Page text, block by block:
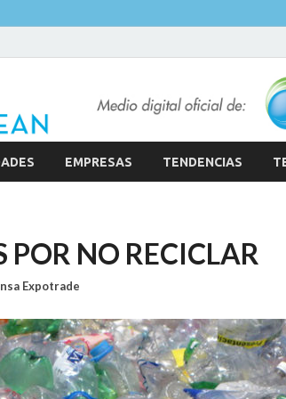
EMPRESAS TENDENCIAS
POR NO RECICLAR
Expotrade